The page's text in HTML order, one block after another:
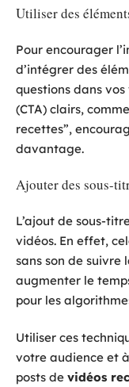
Utiliser des
Pour encourager
d’intégrer des
questions dans vos
(CTA) clairs,
recettes”,
davantage.
Ajouter des sous-
L’ajout de sous-
vidéos. En effet,
sans son de suivre
augmenter le
pour les
Utiliser ces
votre audience et
posts de vidéos